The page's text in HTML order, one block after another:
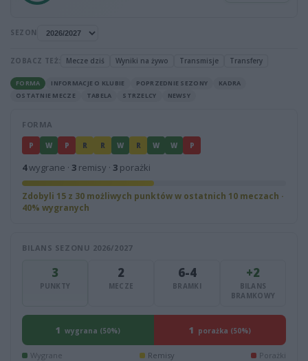
SEZON
ZOBACZ TEŻ: Mecze dziś Wyniki na żywo Transmisje Transfery
FORMA INFORMACJE O KLUBIE POPRZEDNIE SEZONY
KADRA
OSTATNIE MECZE
TABELA STRZELCY NEWSY
FORMA
P W P R R W R W W P
4wygrane · 3 remisy · 3 porażki
Zdobyli 15 z 30 możliwych punktów w ostatnich 10 meczach ·
40% wygranych
BILANS SEZONU 2026/2027
3
PUNKTY
2
MECZE
6-4
BRAMKI
+2
BILANS
BRAMKOWY
1 wygrana (50%) 1 porażka (50%)
Wygrane Remisy Porażki